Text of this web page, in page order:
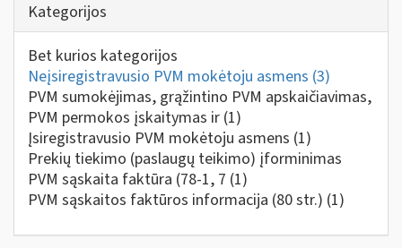
Kategorijos
Bet kurios kategorijos
Neįsiregistravusio PVM mokėtoju asmens (3)
PVM sumokėjimas, grąžintino PVM apskaičiavimas,
PVM permokos įskaitymas ir (1)
Įsiregistravusio PVM mokėtoju asmens (1)
Prekių tiekimo (paslaugų teikimo) įforminimas
PVM sąskaita faktūra (78-1, 7 (1)
PVM sąskaitos faktūros informacija (80 str.) (1)